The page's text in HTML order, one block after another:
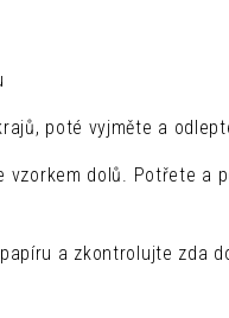
poté vyjměte a
dolů. Potřete a
a zkontrolujte zda